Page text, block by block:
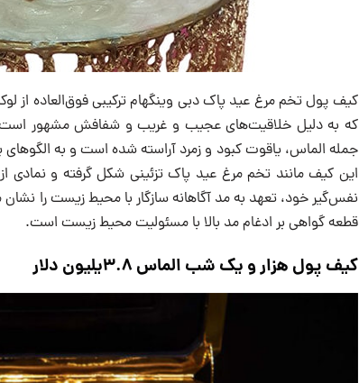
کیف پول تخم مرغ عید پاک دبی وینگهام ترکیبی فوق‌العاده
که به دلیل خلاقیت‌های عجیب و غریب و شفافش مشهور است.
جمله الماس، یاقوت کبود و زمرد آراسته شده است و به الگوهای
این کیف مانند تخم مرغ عید پاک تزئینی شکل گرفته و نمادی
قطعه گواهی بر ادغام مد بالا با مسئولیت محیط زیست است.
کیف پول هزار و یک شب الماس ۳.۸یلیون دلار